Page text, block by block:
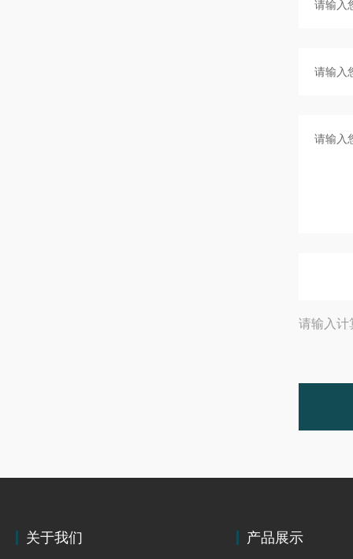
请输入计
关于我们 产品展示